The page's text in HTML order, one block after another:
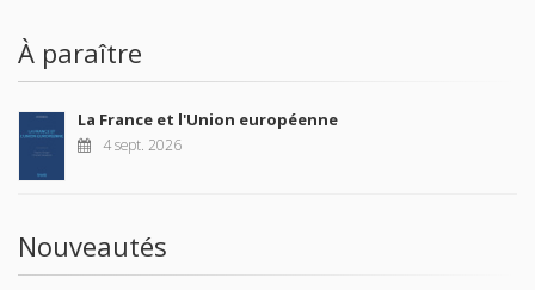
À paraître
La France et l'Union européenne
4 sept. 2026
Nouveautés